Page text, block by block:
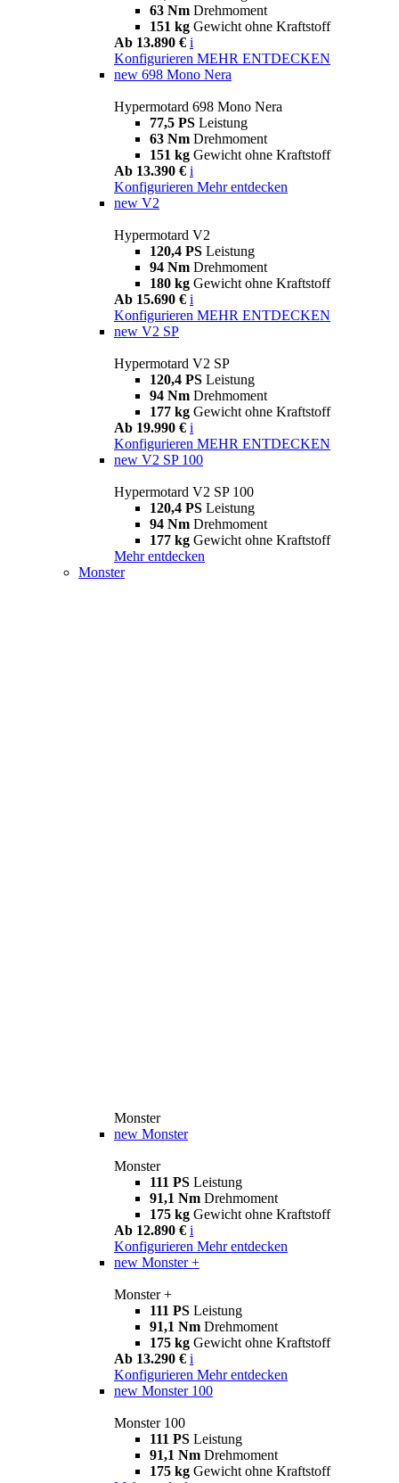
63 Nm Drehmoment
151 kg Gewicht ohne Kraftstoff
Ab 13.890 € i
Konfigurieren MEHR ENTDECKEN
new 698 Mono Nera
Hypermotard 698 Mono Nera
77,5 PS Leistung
63 Nm Drehmoment
151 kg Gewicht ohne Kraftstoff
Ab 13.390 € i
Konfigurieren Mehr entdecken
new V2
Hypermotard V2
120,4 PS Leistung
94 Nm Drehmoment
180 kg Gewicht ohne Kraftstoff
Ab 15.690 € i
Konfigurieren MEHR ENTDECKEN
new V2 SP
Hypermotard V2 SP
120,4 PS Leistung
94 Nm Drehmoment
177 kg Gewicht ohne Kraftstoff
Ab 19.990 € i
Konfigurieren MEHR ENTDECKEN
new V2 SP 100
Hypermotard V2 SP 100
120,4 PS Leistung
94 Nm Drehmoment
177 kg Gewicht ohne Kraftstoff
Mehr entdecken
Monster
Monster
new Monster
Monster
111 PS Leistung
91,1 Nm Drehmoment
175 kg Gewicht ohne Kraftstoff
Ab 12.890 € i
Konfigurieren Mehr entdecken
new Monster +
Monster +
111 PS Leistung
91,1 Nm Drehmoment
175 kg Gewicht ohne Kraftstoff
Ab 13.290 € i
Konfigurieren Mehr entdecken
new Monster 100
Monster 100
111 PS Leistung
91,1 Nm Drehmoment
175 kg Gewicht ohne Kraftstoff